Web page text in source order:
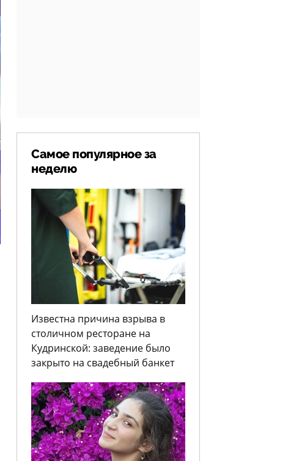
Самое популярное за
неделю
Известна причина взрыва в
столичном ресторане на
Кудринской: заведение было
закрыто на свадебный банкет